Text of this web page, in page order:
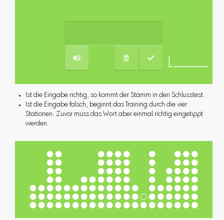
Ist die Eingabe richtig, so kommt der Stamm in den Schlusstest.
Ist die Eingabe falsch, beginnt das Training durch die vier
Stationen. Zuvor muss das Wort aber einmal richtig eingetippt
werden.